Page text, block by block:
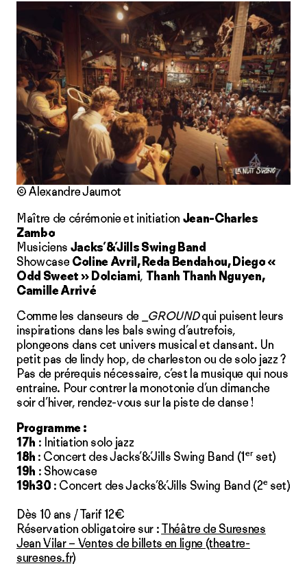
© Alexandre Jaumot
Maître de cérémonie et initiation Jean-Charles
Zambo
Musiciens Jacks’&’Jills Swing Band
Showcase Coline Avril, Reda Bendahou, Diego «
Odd Sweet » Dolciami, Thanh Thanh Nguyen,
Camille Arrivé
Comme les danseurs de
_GROUNDqui puisent leurs
inspirations dans les bals swing d’autrefois,
plongeons dans cet univers musical et dansant. Un
petit pas de lindy hop, de charleston ou de solo jazz ?
Pas de prérequis nécessaire, c’est la musique qui nous
entraine. Pour contrer la monotonie d’un dimanche
soir d’hiver, rendez-vous sur la piste de danse !
Programme :
17h : Initiation solo jazz
18h : Concert des Jacks’&’Jills Swing Band (1erset)
19h : Showcase
19h30 : Concert des Jacks’&’Jills Swing Band (2e set)
Dès 10 ans / Tarif 12€
Réservation obligatoire sur :Théâtre de Suresnes
Jean Vilar – Ventes de billets en ligne (theatre-
suresnes.fr)